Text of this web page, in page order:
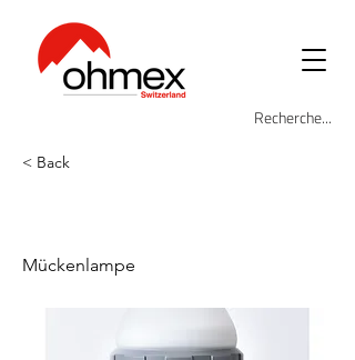
< Back
Mückenlampe